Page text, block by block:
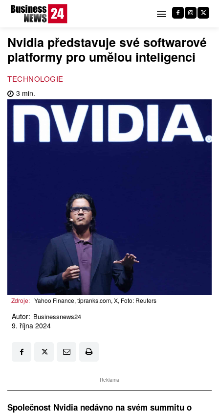
Nvidia představuje své softwarové
platformy pro umělou inteligenci
TECHNOLOGIE
3 min.
Zdroje: Yahoo Finance, tipranks.com, X, Foto: Reuters
Autor: Businessnews24
9. října 2024
Reklama
Společnost Nvidia nedávno na svém summitu o